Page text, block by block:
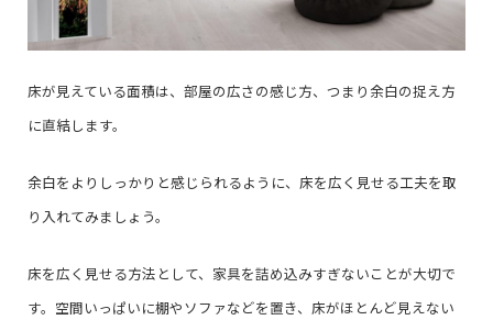
床が見えている面積は、部屋の広さの感じ方、つまり余白の捉え方
に直結します。
余白をよりしっかりと感じられるように、床を広く見せる工夫を取
り入れてみましょう。
床を広く見せる方法として、家具を詰め込みすぎないことが大切で
す。空間いっぱいに棚やソファなどを置き、床がほとんど見えない